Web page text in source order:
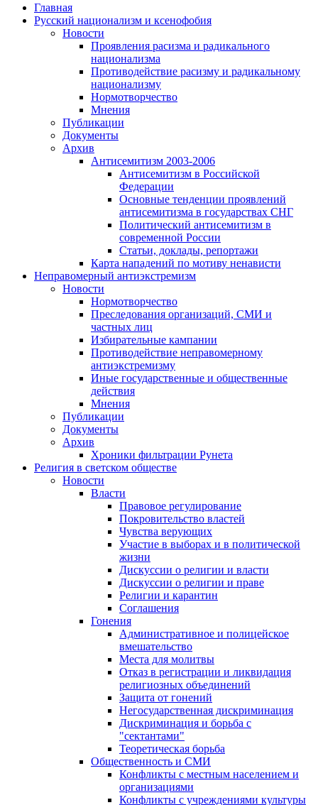
Главная
Русский национализм и ксенофобия
Новости
Проявления расизма и радикального
национализма
Противодействие расизму и радикальному
национализму
Нормотворчество
Мнения
Публикации
Документы
Архив
Антисемитизм 2003-2006
Антисемитизм в Российской
Федерации
Основные тенденции проявлений
антисемитизма в государствах СНГ
Политический антисемитизм в
современной России
Статьи, доклады, репортажи
Карта нападений по мотиву ненависти
Неправомерный антиэкстремизм
Новости
Нормотворчество
Преследования организаций, СМИ и
частных лиц
Избирательные кампании
Противодействие неправомерному
антиэкстремизму
Иные государственные и общественные
действия
Мнения
Публикации
Документы
Архив
Хроники фильтрации Рунета
Религия в светском обществе
Новости
Власти
Правовое регулирование
Покровительство властей
Чувства верующих
Участие в выборах и в политической
жизни
Дискуссии о религии и власти
Дискуссии о религии и праве
Религии и карантин
Соглашения
Гонения
Административное и полицейское
вмешательство
Места для молитвы
Отказ в регистрации и ликвидация
религиозных объединений
Защита от гонений
Негосударственная дискриминация
Дискриминация и борьба с
"сектантами"
Теоретическая борьба
Общественность и СМИ
Конфликты с местным населением и
организациями
Конфликты с учреждениями культуры